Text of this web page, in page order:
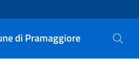
di Pramaggiore